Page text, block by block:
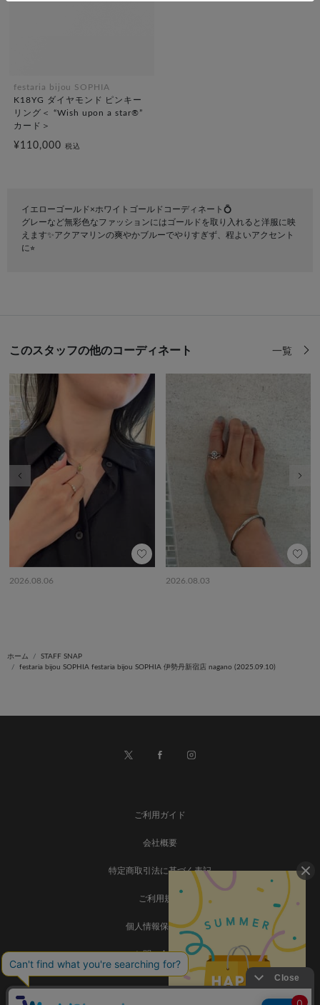
festaria bijou SOPHIA
K18YG ダイヤモンド ピンキー
リング＜ “Wish upon a star®”
カード＞
¥110,000 税込
イエローゴールド×ホワイトゴールドコーディネート💍
グレーなど無彩色なファッションにはゴールドを取り入れると洋服に映
えます✨アクアマリンの爽やかブルーでやりすぎず、程よいアクセント
に⭐︎
このスタッフの他のコーディネート 一覧
2026.08.06 2026.08.03
前の画像
ホーム
STAFF SNAP
festaria bijou SOPHIA festaria bijou SOPHIA 伊勢丹新宿店 nagano (2025.09.10)
ご利用ガイド
会社概要
特定商取引法に基づく表記
ご利用規約
個人情報保護方針
お問い合わせ
事業再構築